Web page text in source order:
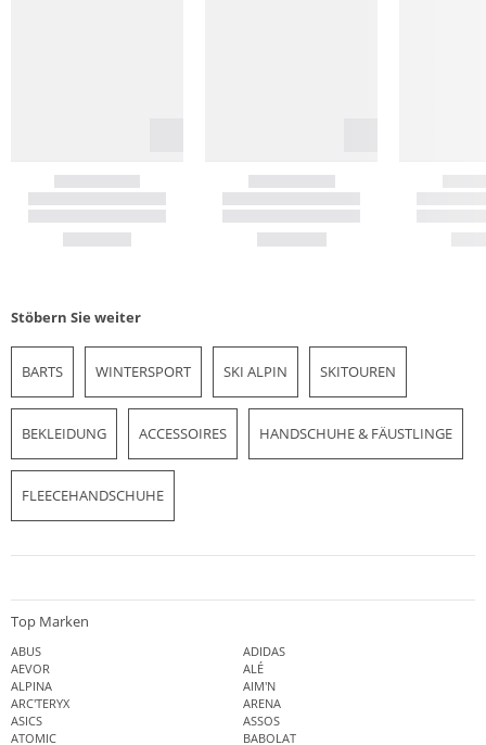
Stöbern Sie weiter
BARTS WINTERSPORT SKI ALPIN SKITOUREN
BEKLEIDUNG ACCESSOIRES HANDSCHUHE & FÄUSTLINGE
FLEECEHANDSCHUHE
Top Marken
ABUS
ADIDAS
AEVOR
ALÉ
ALPINA
AIM'N
ARC'TERYX
ARENA
ASICS
ASSOS
ATOMIC
BABOLAT